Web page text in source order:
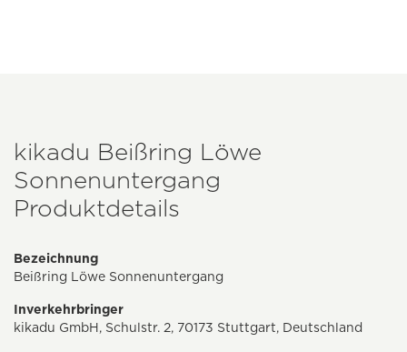
kikadu Beißring Löwe
Sonnenuntergang
Produktdetails
Bezeichnung
Beißring Löwe Sonnenuntergang
Inverkehrbringer
kikadu GmbH, Schulstr. 2, 70173 Stuttgart, Deutschland